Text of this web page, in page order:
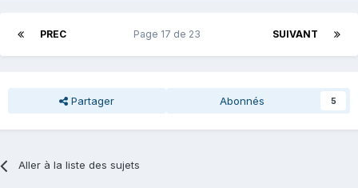
PREC SUIVANT
Page 17 de 23
Partager Abonnés 5
Aller à la liste des sujets